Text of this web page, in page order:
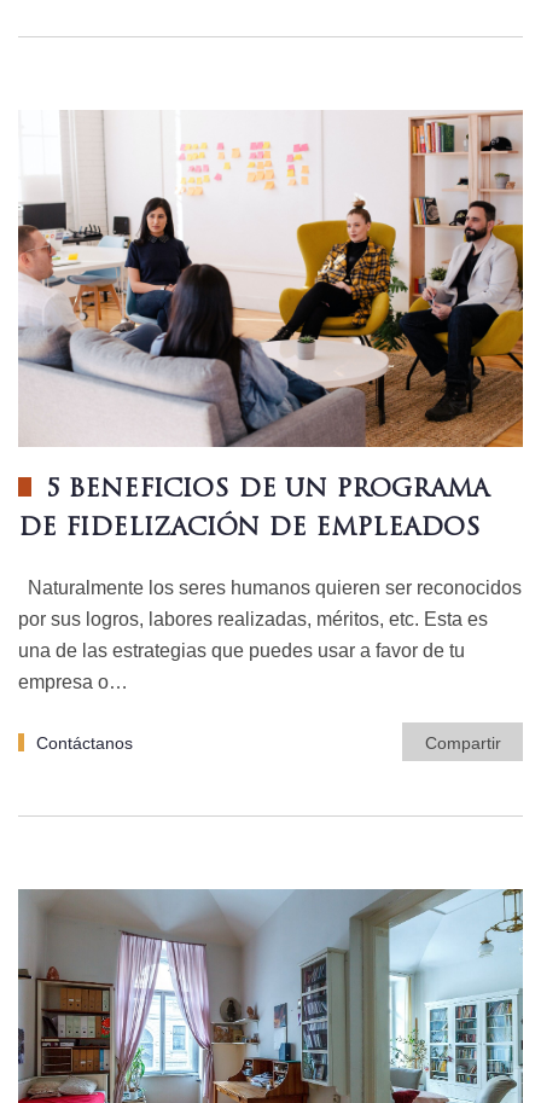
5 BENEFICIOS DE UN PROGRAMA
DE FIDELIZACIÓN DE EMPLEADOS
Naturalmente los seres humanos quieren ser reconocidos
por sus logros, labores realizadas, méritos, etc. Esta es
una de las estrategias que puedes usar a favor de tu
empresa o…
Contáctanos Compartir